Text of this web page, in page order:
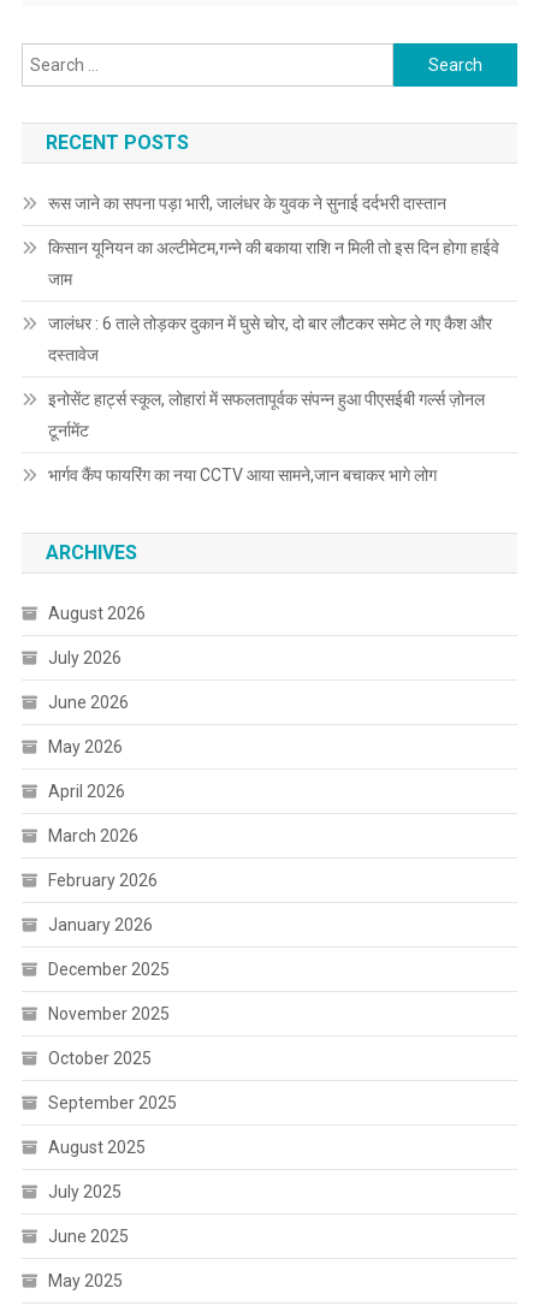
Search for:
RECENT POSTS
रूस जाने का सपना पड़ा भारी, जालंधर के युवक ने सुनाई दर्दभरी दास्तान
किसान यूनियन का अल्टीमेटम,गन्ने की बकाया राशि न मिली तो इस दिन होगा हाईवे
जाम
जालंधर : 6 ताले तोड़कर दुकान में घुसे चोर, दो बार लौटकर समेट ले गए कैश और
दस्तावेज
इनोसेंट हार्ट्स स्कूल, लोहारां में सफलतापूर्वक संपन्न हुआ पीएसईबी गर्ल्स ज़ोनल
टूर्नामेंट
भार्गव कैंप फायरिंग का नया CCTV आया सामने,जान बचाकर भागे लोग
ARCHIVES
August 2026
July 2026
June 2026
May 2026
April 2026
March 2026
February 2026
January 2026
December 2025
November 2025
October 2025
September 2025
August 2025
July 2025
June 2025
May 2025